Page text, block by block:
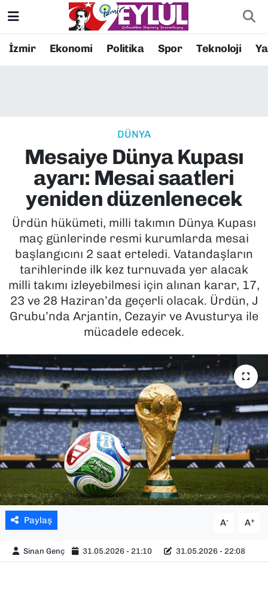
İzmir Ekonomi Politika Spor Teknoloji
DÜNYA
Mesaiye Dünya Kupası
ayarı: Mesai saatleri
yeniden düzenlenecek
Ürdün hükümeti, milli takımın Dünya Kupası
maç günlerinde resmi kurumlarda mesai
başlangıcını 2 saat erteledi. Vatandaşların
tarihlerinde ilk kez turnuvada yer alacak
milli takımı izleyebilmesi için alınan karar, 17,
23 ve 28 Haziran’da geçerli olacak. Ürdün, J
Grubu’nda Arjantin, Cezayir ve Avusturya ile
mücadele edecek.
Paylaş A- A+
Sinan Genç 31.05.2026 - 21:10 31.05.2026 - 22:08
Resmi İlanlar
EKONOMİ
KÜLTÜR SANAT
MAGAZİN
POLİTİKA
SAĞLIK
SPOR
YAŞAM
YEREL YÖNETİMLER
Konak Nöbetçi Eczaneler
Süper Lig Puan Durumu ve Fikstür
Tüm Manşetler
Son Dakika Haberleri
Haber Arşivi